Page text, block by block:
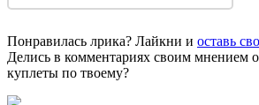
Понравилась лрика? Лайкни и оставь
Делись в комментариях своим мнением
куплеты по твоему?